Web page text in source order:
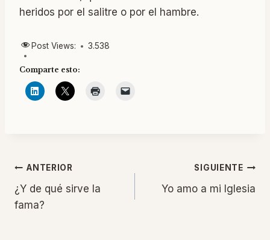
heridos por el salitre o por el hambre.
Post Views: 3.538
Comparte esto:
Navegación
de
ANTERIOR
¿Y de qué sirve la
fama?
SIGUIENTE
Yo amo a mi Iglesia